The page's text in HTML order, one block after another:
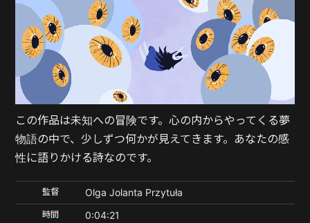
この作品は未知への冒険です。心の内からやってくる夢
物語の中で、少しずつ何かが見えてきます。あなたの感
性に語りかける詩なのです。
監督 Olga Jolanta Przytuła
時間 0:04:21